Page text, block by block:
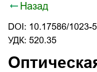
Назад
DOI: 10.17586/1023-
УДК: 520.35